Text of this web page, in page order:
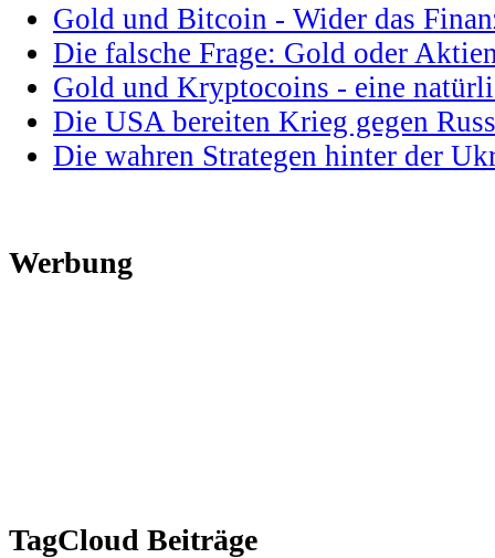
Gold und Bitcoin - Wider das
Die falsche Frage: Gold oder
Gold und Kryptocoins - eine
Die USA bereiten Krieg gegen
Die wahren Strategen hinter der
Werbung
TagCloud Beiträge